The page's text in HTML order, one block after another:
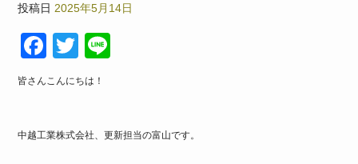
投稿日 2025年5月14日
F
a
e
b
T
wi
er
皆さんこんにちは！
中越工業株式会社、更新担当の富山です。